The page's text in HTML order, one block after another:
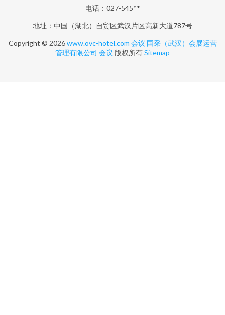
电话：027-545**
地址：中国（湖北）自贸区武汉片区高新大道787号
Copyright © 2026www.ovc-hotel.com 会议 国采（武汉）会展运营
管理有限公司 会议 版权所有Sitemap